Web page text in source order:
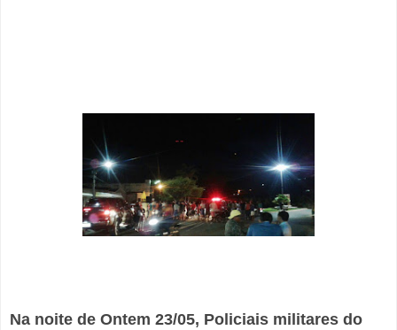
Na noite de Ontem 23/05, Policiais militares do